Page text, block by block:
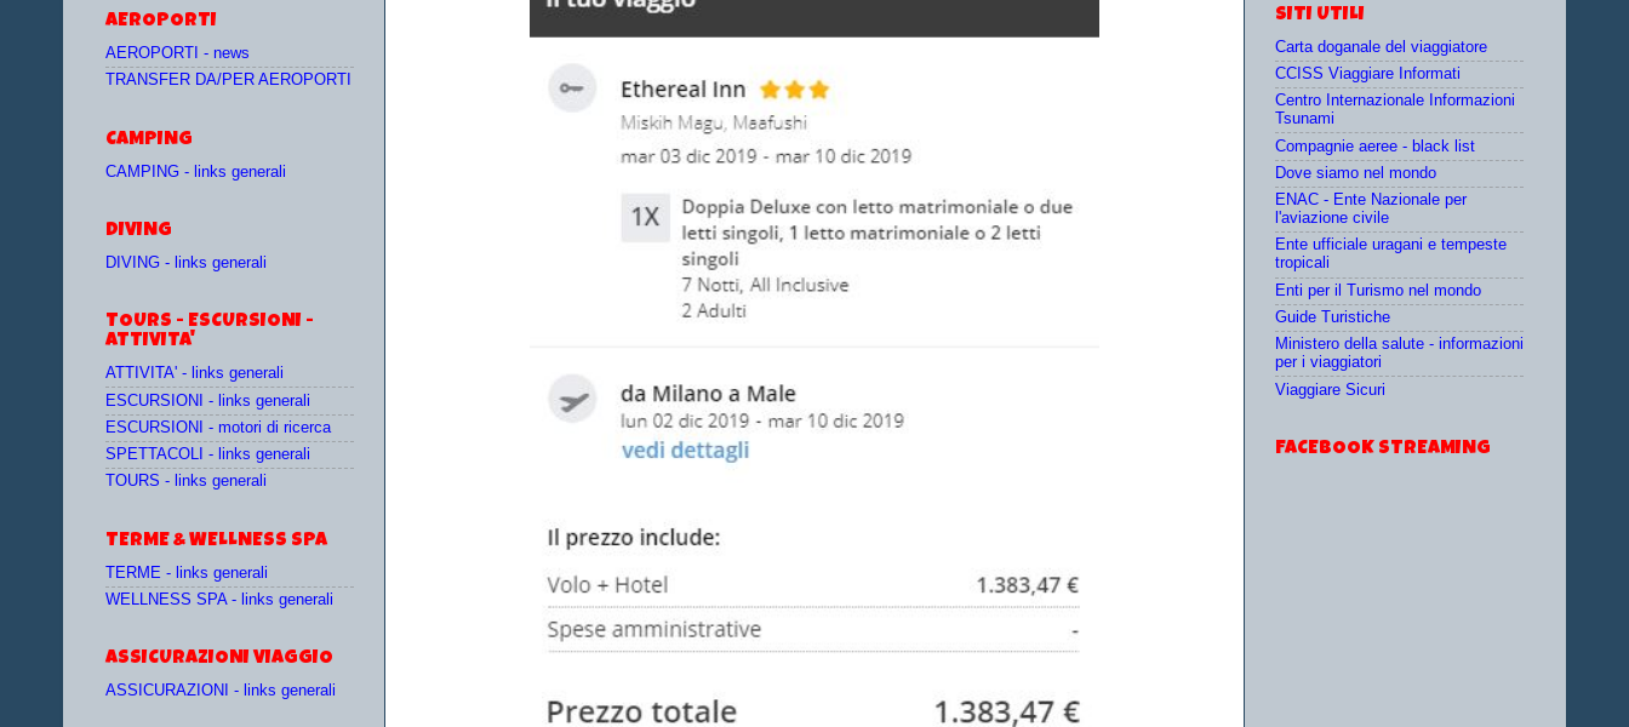
AEROPORTI
AEROPORTI - news
TRANSFER DA/PER AEROPORTI
CAMPING
CAMPING - links generali
DIVING
DIVING - links generali
TOURS - ESCURSIONI -
ATTIVITA'
ATTIVITA' - links generali
ESCURSIONI - links generali
ESCURSIONI - motori di ricerca
SPETTACOLI - links generali
TOURS - links generali
TERME & WELLNESS SPA
TERME - links generali
WELLNESS SPA - links generali
ASSICURAZIONI VIAGGIO
ASSICURAZIONI - links generali
SITI UTILI
Carta doganale del viaggiatore
CCISS Viaggiare Informati
Centro Internazionale Informazioni
Tsunami
Compagnie aeree - black list
Dove siamo nel mondo
ENAC - Ente Nazionale per
l'aviazione civile
Ente ufficiale uragani e tempeste
tropicali
Enti per il Turismo nel mondo
Guide Turistiche
Ministero della salute - informazioni
per i viaggiatori
Viaggiare Sicuri
FACEBOOK STREAMING